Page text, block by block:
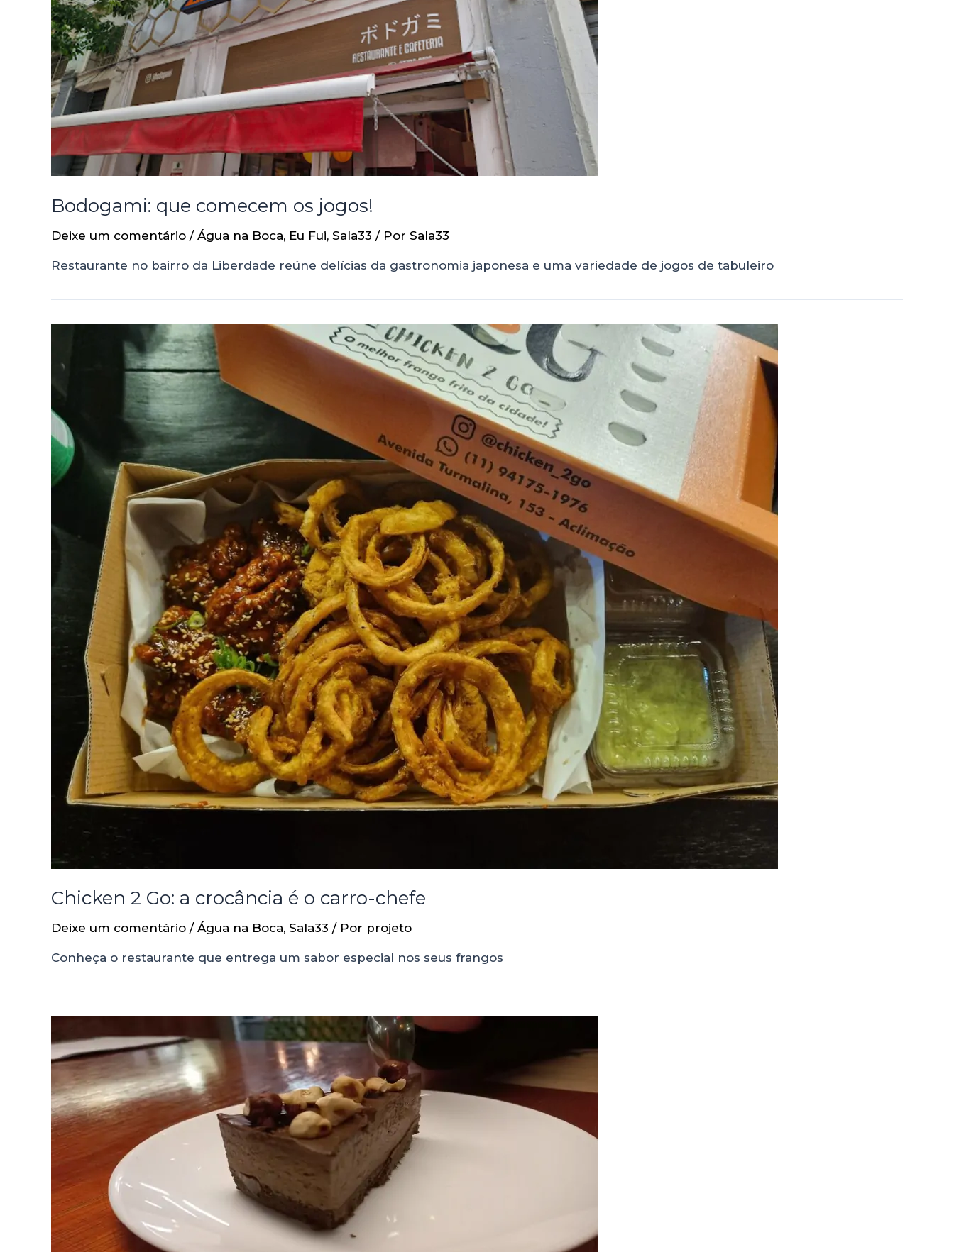
Bodogami: que comecem os jogos!
Deixe um comentário / Água na Boca, Eu Fui, Sala33 / Por Sala33
Restaurante no bairro da Liberdade reúne delícias da gastronomia japonesa e uma variedade de jogos de tabuleiro
Chicken 2 Go: a crocância é o carro-chefe
Deixe um comentário / Água na Boca, Sala33 / Por projeto
Conheça o restaurante que entrega um sabor especial nos seus frangos